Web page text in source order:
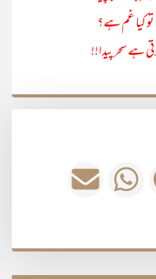
تو کیا غم ہے؟
ہے سحر پیدا!!